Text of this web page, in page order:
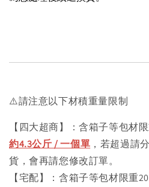
⚠️請注意以下材積重量限制
【四大超商】：含箱子等包材
約4.3公斤 / 一個單 ，若超過請
貨，會再請您修改訂單。
【宅配】：含箱子等包材限重20